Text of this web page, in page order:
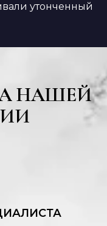
утонченный
НАШЕЙ